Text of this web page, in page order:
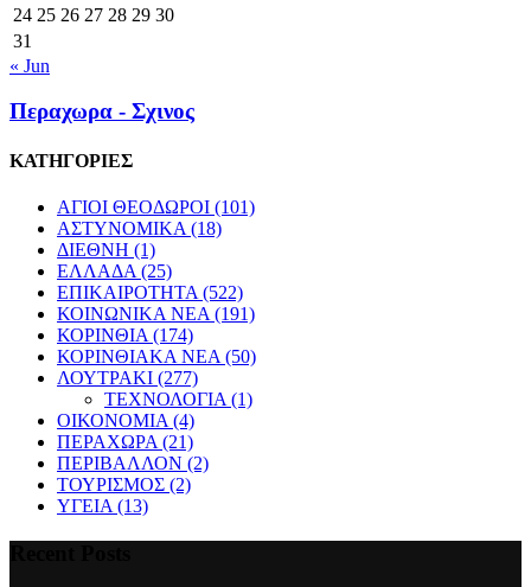
24 25 26 27 28 29 30
31
« Jun
Περαχωρα - Σχινος
ΚΑΤΗΓΟΡΙΕΣ
ΑΓΙΟΙ ΘΕΟΔΩΡΟΙ (101)
ΑΣΤΥΝΟΜΙΚΑ (18)
ΔΙΕΘΝΗ (1)
ΕΛΛΑΔΑ (25)
ΕΠΙΚΑΙΡΟΤΗΤΑ (522)
ΚΟΙΝΩΝΙΚΑ ΝΕΑ (191)
ΚΟΡΙΝΘΙΑ (174)
ΚΟΡΙΝΘΙΑΚΑ ΝΕΑ (50)
ΛΟΥΤΡΑΚΙ (277)
ΤΕΧΝΟΛΟΓΙΑ (1)
ΟΙΚΟΝΟΜΙΑ (4)
ΠΕΡΑΧΩΡΑ (21)
ΠΕΡΙΒΑΛΛΟΝ (2)
ΤΟΥΡΙΣΜΟΣ (2)
ΥΓΕΙΑ (13)